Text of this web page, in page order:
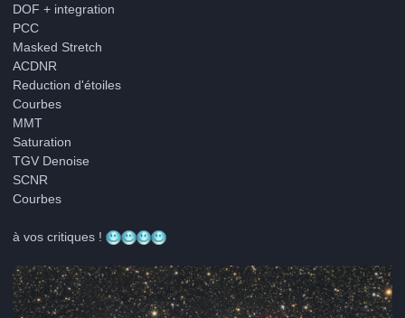
DOF + integration
PCC
Masked Stretch
ACDNR
Reduction d'étoiles
Courbes
MMT
Saturation
TGV Denoise
SCNR
Courbes
à vos critiques !